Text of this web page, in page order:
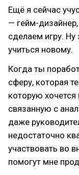
Ещё я сейчас
— гейм-
сделаем игру.
учиться новому.
Когда ты
сферу, которая
которую
связанную с
даже
недостаточно
участвовать во
помогут мне